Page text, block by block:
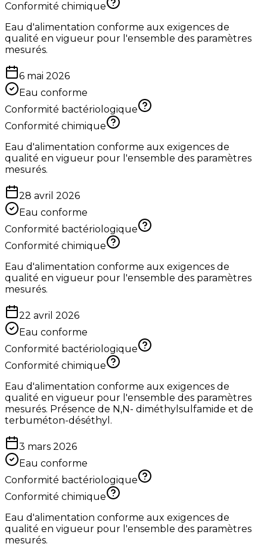
Conformité chimique
Eau d'alimentation conforme aux exigences de
qualité en vigueur pour l'ensemble des paramètres
mesurés.
6 mai 2026
Eau conforme
Conformité bactériologique
Conformité chimique
Eau d'alimentation conforme aux exigences de
qualité en vigueur pour l'ensemble des paramètres
mesurés.
28 avril 2026
Eau conforme
Conformité bactériologique
Conformité chimique
Eau d'alimentation conforme aux exigences de
qualité en vigueur pour l'ensemble des paramètres
mesurés.
22 avril 2026
Eau conforme
Conformité bactériologique
Conformité chimique
Eau d'alimentation conforme aux exigences de
qualité en vigueur pour l'ensemble des paramètres
mesurés. Présence de N,N- diméthylsulfamide et de
terbuméton-déséthyl.
3 mars 2026
Eau conforme
Conformité bactériologique
Conformité chimique
Eau d'alimentation conforme aux exigences de
qualité en vigueur pour l'ensemble des paramètres
mesurés.